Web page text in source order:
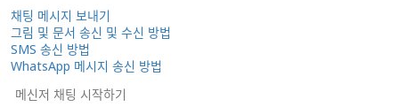
채팅 메시지 보내기
그림 및 문서 송신 및 수신 방법
SMS 송신 방법
WhatsApp 메시지 송신 방법
메신저 채팅 시작하기